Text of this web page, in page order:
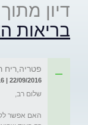
דיון
בריאות
פטריה,ריח
22/09/2016 | 14:16 | מאת: שוש
האם אפשר